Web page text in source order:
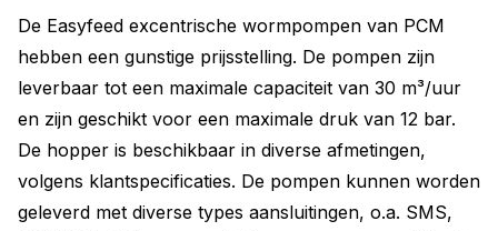
De Easyfeed excentrische wormpompen van PCM
hebben een gunstige prijsstelling. De pompen zijn
leverbaar tot een maximale capaciteit van 30 m³/uur
en zijn geschikt voor een maximale druk van 12 bar.
De hopper is beschikbaar in diverse afmetingen,
volgens klantspecificaties. De pompen kunnen worden
geleverd met diverse types aansluitingen, o.a. SMS,